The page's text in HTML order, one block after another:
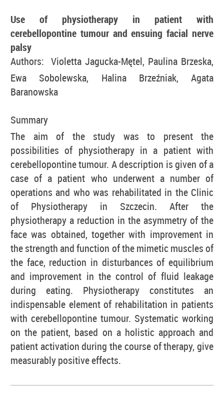
Use of physiotherapy in patient with
cerebellopontine tumour and ensuing facial nerve
palsy
Authors: Violetta Jagucka-Mętel, Paulina Brzeska,
Ewa Sobolewska, Halina Brzeźniak, Agata
Baranowska
Summary
The aim of the study was to present the
possibilities of physiotherapy in a patient with
cerebellopontine tumour. A description is given of a
case of a patient who underwent a number of
operations and who was rehabilitated in the Clinic
of Physiotherapy in Szczecin. After the
physiotherapy a reduction in the asymmetry of the
face was obtained, together with improvement in
the strength and function of the mimetic muscles of
the face, reduction in disturbances of equilibrium
and improvement in the control of fluid leakage
during eating. Physiotherapy constitutes an
indispensable element of rehabilitation in patients
with cerebellopontine tumour. Systematic working
on the patient, based on a holistic approach and
patient activation during the course of therapy, give
measurably positive effects.